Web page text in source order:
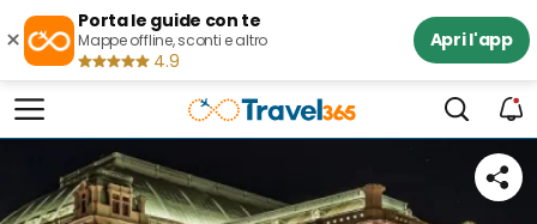
×
Porta le guide con te
Mappe offline, sconti e altro
4.9
Apri l'app